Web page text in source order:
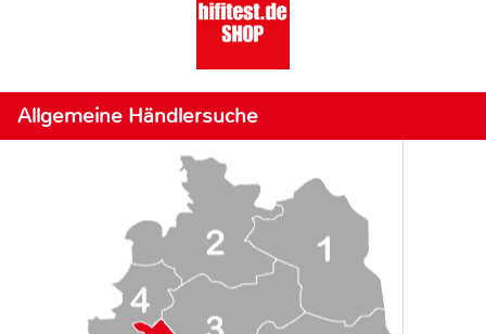
Allgemeine Händlersuche